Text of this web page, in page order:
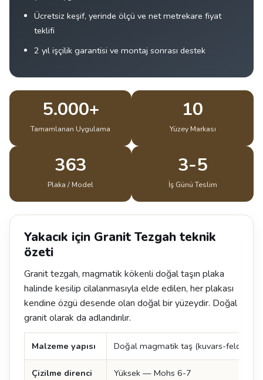
Ücretsiz keşif, yerinde ölçü ve net metrekare fiyat
teklifi
2 yıl işçilik garantisi ve montaj sonrası destek
5.000+
Tamamlanan Uygulama
10
Yüzey Markası
363
Plaka / Model
3-5
İş Günü Teslim
Yakacık için Granit Tezgah teknik
özeti
Granit tezgah, magmatik kökenli doğal taşın plaka
halinde kesilip cilalanmasıyla elde edilen, her plakası
kendine özgü desende olan doğal bir yüzeydir. Doğal
granit olarak da adlandırılır.
Malzeme yapısı Doğal magmatik taş (kuvars-feldspat-
Çizilme direnci Yüksek — Mohs 6-7